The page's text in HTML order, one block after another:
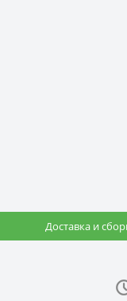
Доставка и